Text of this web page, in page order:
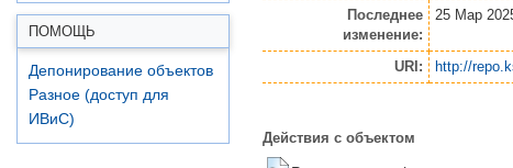
ПОМОЩЬ
Депонирование объектов
Разное (доступ для
ИВиС)
Последнее
изменение:
25 Мар
URI: http://
Действия с объектом